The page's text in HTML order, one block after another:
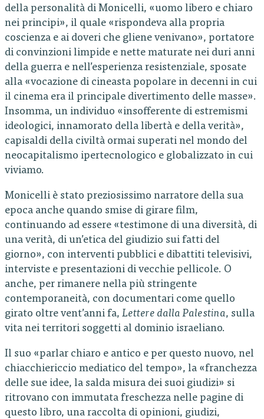
della personalità di Monicelli, «uomo libero e chiaro
nei principi», il quale «rispondeva alla propria
coscienza e ai doveri che gliene venivano», portatore
di convinzioni limpide e nette maturate nei duri anni
della guerra e nell’esperienza resistenziale, sposate
alla «vocazione di cineasta popolare in decenni in cui
il cinema era il principale divertimento delle masse».
Insomma, un individuo «insofferente di estremismi
ideologici, innamorato della libertà e della verità»,
capisaldi della civiltà ormai superati nel mondo del
neocapitalismo ipertecnologico e globalizzato in cui
viviamo.
Monicelli è stato preziosissimo narratore della sua
epoca anche quando smise di girare film,
continuando ad essere «testimone di una diversità, di
una verità, di un’etica del giudizio sui fatti del
giorno», con interventi pubblici e dibattiti televisivi,
interviste e presentazioni di vecchie pellicole. O
anche, per rimanere nella più stringente
contemporaneità, con documentari come quello
girato oltre vent’anni fa, Lettere dalla Palestina, sulla
vita nei territori soggetti al dominio israeliano.
Il suo «parlar chiaro e antico e per questo nuovo, nel
chiacchiericcio mediatico del tempo», la «franchezza
delle sue idee, la salda misura dei suoi giudizi» si
ritrovano con immutata freschezza nelle pagine di
questo libro, una raccolta di opinioni, giudizi,